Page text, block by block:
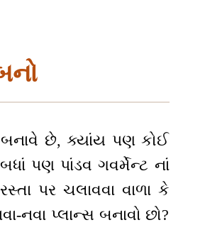
બનાવે છે, ક્યાંય પણ કોઈ
પણ પાંડવ ગવર્મેન્ટ નાં
પર ચલાવવા વાળા કે
નવા પ્લાન્સ બનાવો છો?